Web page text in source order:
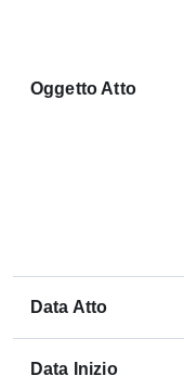
Oggetto Atto
Data Atto
Data Inizio